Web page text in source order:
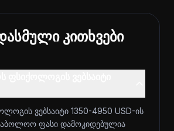
კითხვები
ვებსაიტი 1350-4950 USD-ის
ფასი დამოკიდებულია